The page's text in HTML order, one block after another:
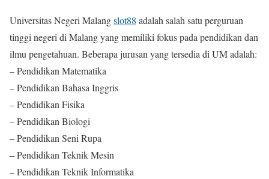
Universitas Negeri Malangslot88 adalah salah satu perguruan
tinggi negeri di Malang yang memiliki fokus pada pendidikan dan
ilmu pengetahuan. Beberapa jurusan yang tersedia di UM adalah:
– Pendidikan Matematika
– Pendidikan Bahasa Inggris
– Pendidikan Fisika
– Pendidikan Biologi
– Pendidikan Seni Rupa
– Pendidikan Teknik Mesin
– Pendidikan Teknik Informatika